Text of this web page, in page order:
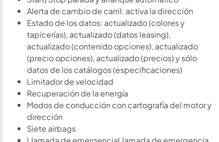
Alerta de cambio de carril: activa la dirección
Estado de los datos: actualizado (colores y
tapicerías), actualizado (datos leasing),
actualizado (contenido opciones), actualizado
(precio opciones), actualizado (precios) y sólo
datos de los catálogos (especificaciones)
Limitador de velocidad
Recuperación de la energía
Modos de conducción con cartografía del motor y
dirección
Siete airbags
Llamada de emergenciaLlamada de emergencia